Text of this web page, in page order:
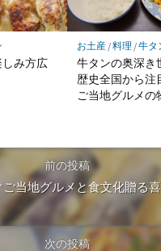
み方広
お土産/料理 /牛タ
牛タンの奥深き
歴史全国から注
ご当地グルメの
前の投稿
当地グルメと食文化贈る
次の投稿